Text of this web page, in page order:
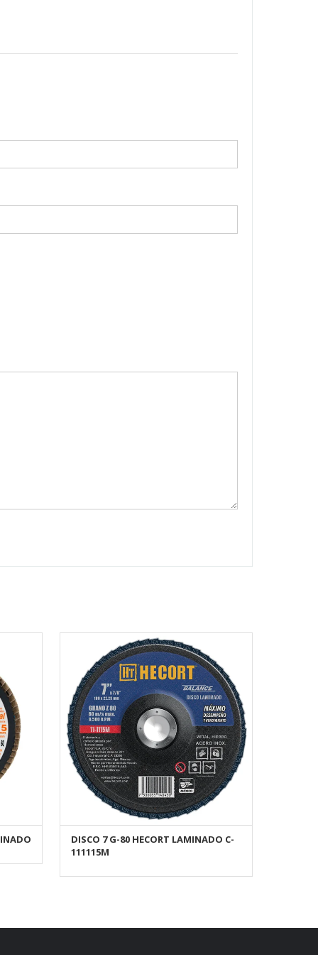
AÑADIR AL CARRITO
DISCO 7 G-80 HECORT LAMINADO C-
111115M